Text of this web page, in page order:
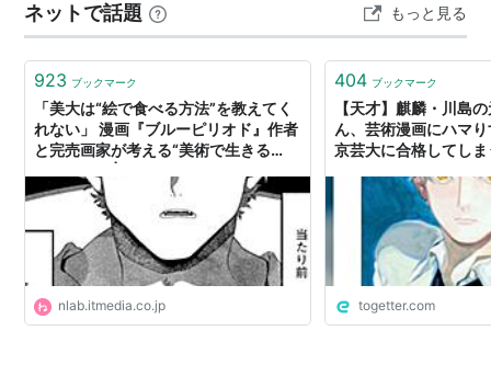
飲食をしたり、自動車教習所に通ったりしていました。
だからこそ、村井八雲の言葉を読むと、「これ、わかる
な」と思います。 さらに八雲に…
ネットで話題 もっと見る
923 ブックマーク
「美大は“絵で食べる方法”を教えてく
れない」 漫画『ブルーピリオド』作者
と完売画家が考える“美術で生きる
nlab.itmedia.co.jp
404 ブックマーク
【天才】麒麟・川島
ん、芸術漫画にハマ
京芸大に合格してし
togetter.com